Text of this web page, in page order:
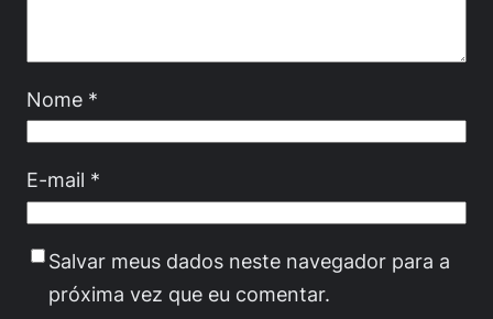
Nome *
E-mail *
Salvar meus dados neste navegador para a
próxima vez que eu comentar.